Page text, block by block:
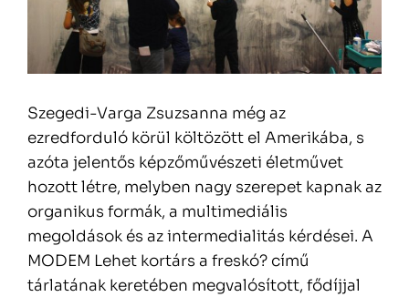
Szegedi-Varga Zsuzsanna még az
ezredforduló körül költözött el Amerikába, s
azóta jelentős képzőművészeti életművet
hozott létre, melyben nagy szerepet kapnak az
organikus formák, a multimediális
megoldások és az intermedialitás kérdései. A
MODEM Lehet kortárs a freskó? című
tárlatának keretében megvalósított, fődíjjal